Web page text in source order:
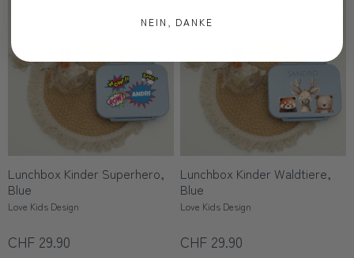
Lunchbox Kinder Superhero,
Blue
Love Kids Design
CHF 29.90
Lunchbox Kinder Waldtiere,
Blue
Love Kids Design
CHF 29.90
NEIN, DANKE